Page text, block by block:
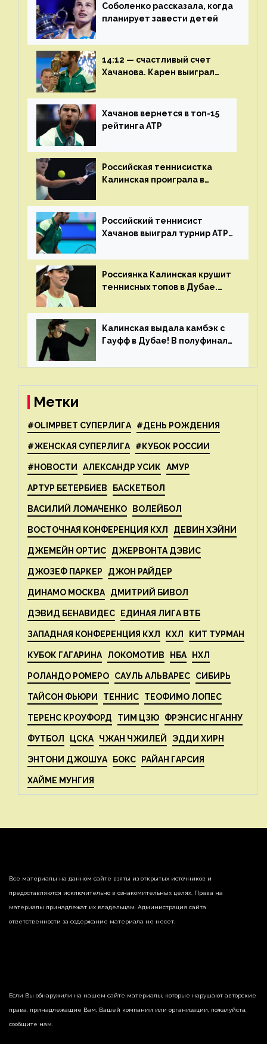
Соболенко рассказала, когда
планирует завести детей
14:12 — счастливый счет
Хачанова. Карен выиграл
Хачанов вернется в топ-15
рейтинга ATP
Российская теннисистка
Калинская проиграла в
Российский теннисист
Хачанов выиграл турнир ATP
Россиянка Калинская крушит
теннисных топов в Дубае.
рейтинга
Калинская выдала камбэк с
Гауфф в Дубае! В полуфинале
Свёнтек
Метки
#OLIMPBET СУПЕРЛИГА #ДЕНЬ РОЖДЕНИЯ
#ЖЕНСКАЯ СУПЕРЛИГА #КУБОК РОССИИ
#НОВОСТИ АЛЕКСАНДР УСИК АМУР
АРТУР БЕТЕРБИЕВ БАСКЕТБОЛ
ВАСИЛИЙ ЛОМАЧЕНКО ВОЛЕЙБОЛ
ВОСТОЧНАЯ КОНФЕРЕНЦИЯ КХЛ ДЕВИН ХЭЙНИ
ДЖЕМЕЙН ОРТИС ДЖЕРВОНТА ДЭВИС
ДЖОЗЕФ ПАРКЕР ДЖОН РАЙДЕР
ДИНАМО МОСКВА ДМИТРИЙ БИВОЛ
ДЭВИД БЕНАВИДЕС ЕДИНАЯ ЛИГА ВТБ
ЗАПАДНАЯ КОНФЕРЕНЦИЯ КХЛ КХЛ КИТ ТУРМАН
КУБОК ГАГАРИНА ЛОКОМОТИВ НБА НХЛ
РОЛАНДО РОМЕРО САУЛЬ АЛЬВАРЕС СИБИРЬ
ТАЙСОН ФЬЮРИ ТЕННИС ТЕОФИМО ЛОПЕС
ТЕРЕНС КРОУФОРД ТИМ ЦЗЮ ФРЭНСИС НГАННУ
ФУТБОЛ ЦСКА ЧЖАН ЧЖИЛЕЙ ЭДДИ ХИРН
ЭНТОНИ ДЖОШУА БОКС РАЙАН ГАРСИЯ
ХАЙМЕ МУНГИЯ
Все материалы на данном сайте взяты из открытых источников и
предоставляются исключительно в ознакомительных целях. Права на
материалы принадлежат их владельцам. Администрация сайта
ответственности за содержание материала не несет.
Если Вы обнаружили на нашем сайте материалы, которые нарушают авторские
права, принадлежащие Вам, Вашей компании или организации, пожалуйста,
сообщите нам.